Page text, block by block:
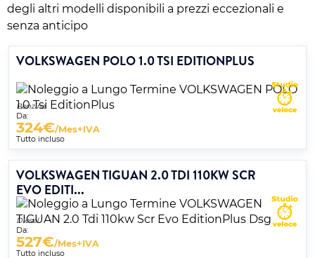
degli altri modelli disponibili a prezzi eccezionali e
senza anticipo
VOLKSWAGEN POLO 1.0 TSI EDITIONPLUS
Benzina
Da:
324€/Mes+IVA
Tutto incluso
VOLKSWAGEN TIGUAN 2.0 TDI 110KW SCR
EVO EDITI...
Diesel
Da:
527€/Mes+IVA
Tutto incluso